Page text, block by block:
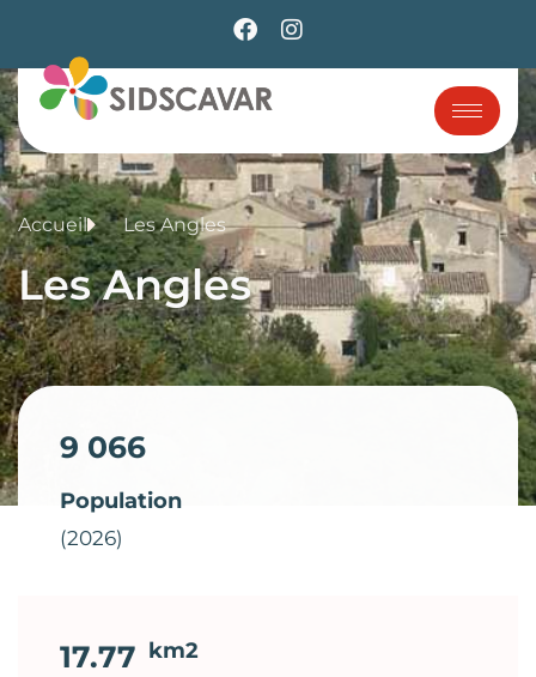
Les Angles
Accueil Les Angles
9 066
Population
(2026)
17.77 km2